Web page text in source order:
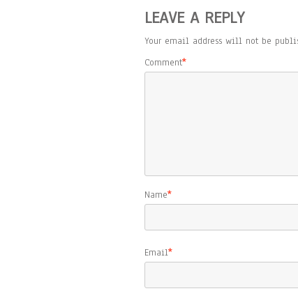
LEAVE A REPLY
Your email address will not be
Comment*
Name*
Email*